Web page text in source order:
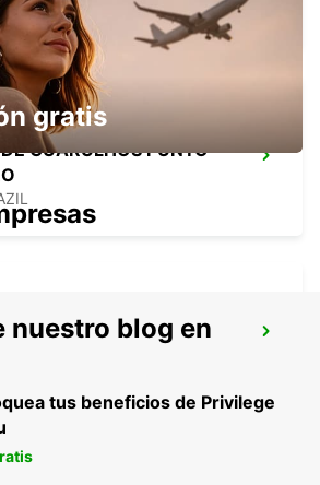
GUARULHOS PUNTO
gratis
blog en
tus beneficios de Privilege